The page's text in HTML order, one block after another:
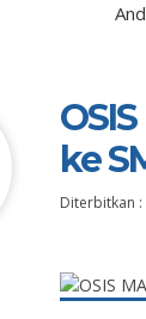
ke
Diterbitkan :